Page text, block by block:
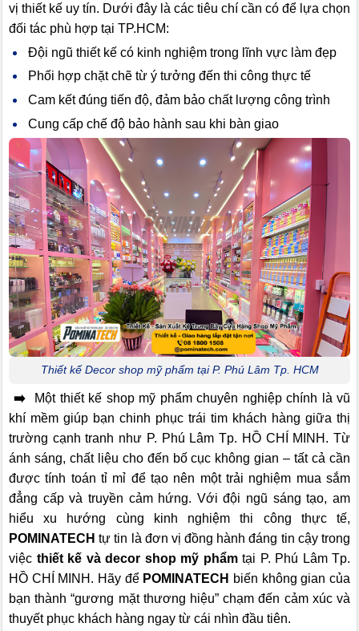
vị thiết kế uy tín. Dưới đây là các tiêu chí cần có để lựa chọn
đối tác phù hợp tại TP.HCM:
Đội ngũ thiết kế có kinh nghiệm trong lĩnh vực làm đẹp
Phối hợp chặt chẽ từ ý tưởng đến thi công thực tế
Cam kết đúng tiến độ, đảm bảo chất lượng công trình
Cung cấp chế độ bảo hành sau khi bàn giao
Thiết kế Decor shop mỹ phẩm tại P. Phú Lâm Tp. HCM
➡️
Một thiết kế shop mỹ phẩm chuyên nghiệp chính là vũ
khí mềm giúp bạn chinh phục trái tim khách hàng giữa thị
trường cạnh tranh như P. Phú Lâm Tp. HỒ CHÍ MINH. Từ
ánh sáng, chất liệu cho đến bố cục không gian – tất cả cần
được tính toán tỉ mỉ để tạo nên một trải nghiệm mua sắm
đẳng cấp và truyền cảm hứng. Với đội ngũ sáng tạo, am
hiểu xu hướng cùng kinh nghiệm thi công thực tế,
POMINATECH tự tin là đơn vị đồng hành đáng tin cậy trong
việc thiết kế và decor shop mỹ phẩmtại P. Phú Lâm Tp.
HỒ CHÍ MINH. Hãy để POMINATECH biến không gian của
bạn thành “gương mặt thương hiệu” chạm đến cảm xúc và
thuyết phục khách hàng ngay từ cái nhìn đầu tiên.